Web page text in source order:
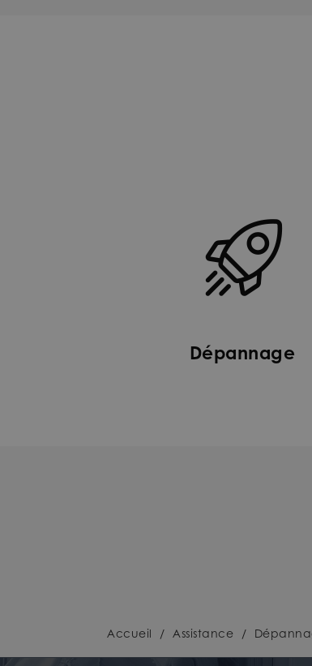
Dépannage
Accueil / Assistance /